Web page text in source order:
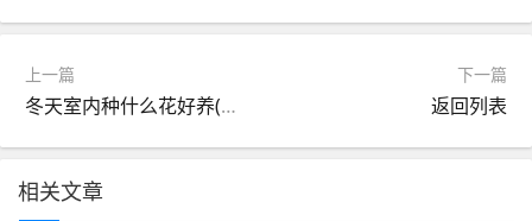
上一篇
冬天室内种什么花好养(冬天在室内种什么花好)
下一篇
返回列表
相关文章